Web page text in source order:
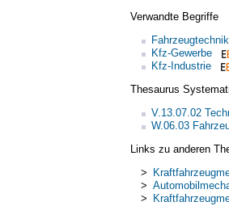
Verwandte Begriffe
Fahrzeugtechnik
Kfz-Gewerbe
Kfz-Industrie
Thesaurus
V.13.07.02
W.06.03
Links zu anderen
>
>
>